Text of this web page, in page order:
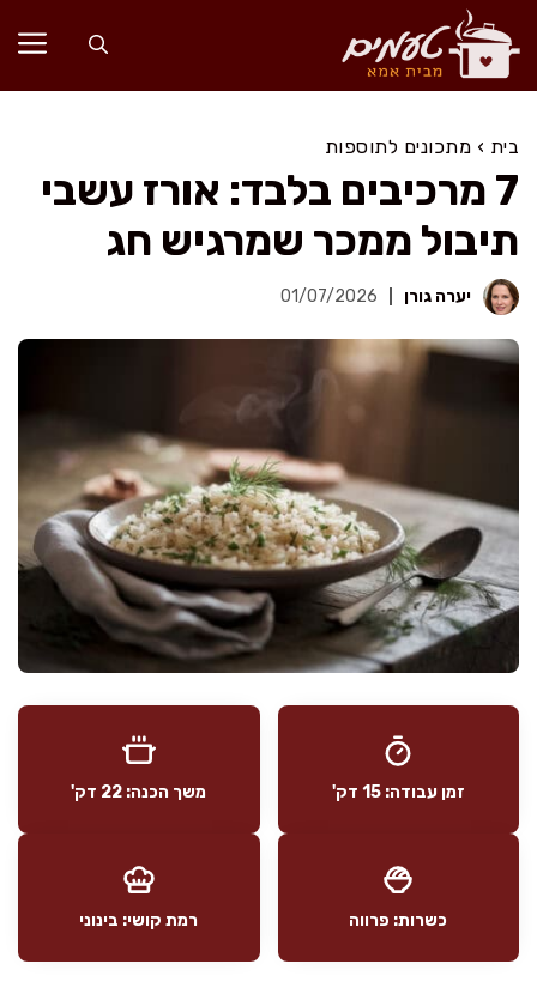
לדלג
לתוכן
בית › מתכונים לתוספות
7 מרכיבים בלבד: אורז עשבי
תיבול ממכר שמרגיש חג
יערה גורן 01/07/2026
זמן עבודה: 15 דק' משך הכנה: 22 דק'
כשרות: פרווה רמת קושי: בינוני